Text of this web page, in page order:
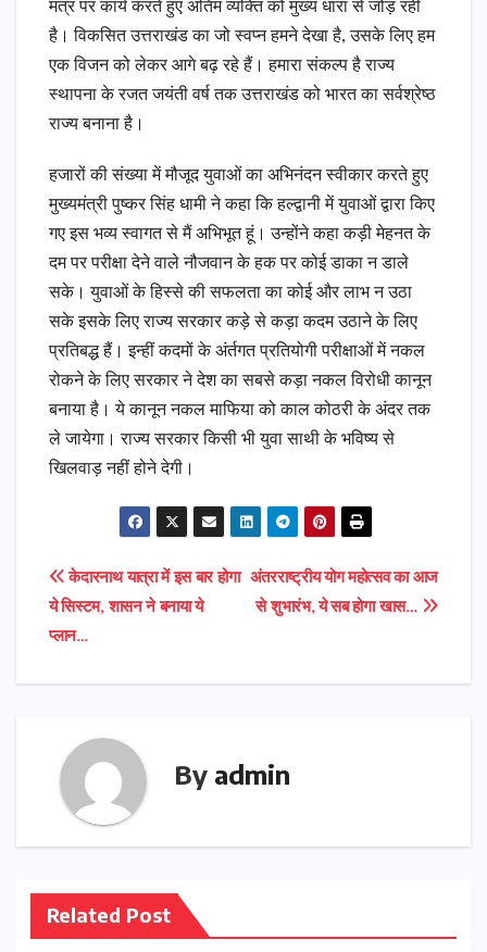
मंत्र पर कार्य करते हुए अंतिम व्यक्ति को मुख्य धारा से जोड़ रही
है। विकसित उत्तराखंड का जो स्वप्न हमने देखा है, उसके लिए हम
एक विजन को लेकर आगे बढ़ रहे हैं। हमारा संकल्प है राज्य
स्थापना के रजत जयंती वर्ष तक उत्तराखंड को भारत का सर्वश्रेष्ठ
राज्य बनाना है।
हजारों की संख्या में मौजूद युवाओं का अभिनंदन स्वीकार करते हुए
मुख्यमंत्री पुष्कर सिंह धामी ने कहा कि हल्द्वानी में युवाओं द्वारा किए
गए इस भव्य स्वागत से मैं अभिभूत हूं। उन्होंने कहा कड़ी मेहनत के
दम पर परीक्षा देने वाले नौजवान के हक पर कोई डाका न डाले
सके। युवाओं के हिस्से की सफलता का कोई और लाभ न उठा
सके इसके लिए राज्य सरकार कड़े से कड़ा कदम उठाने के लिए
प्रतिबद्ध हैं। इन्हीं कदमों के अंर्तगत प्रतियोगी परीक्षाओं में नकल
रोकने के लिए सरकार ने देश का सबसे कड़ा नकल विरोधी कानून
बनाया है। ये कानून नकल माफिया को काल कोठरी के अंदर तक
ले जायेगा। राज्य सरकार किसी भी युवा साथी के भविष्य से
खिलवाड़ नहीं होने देगी।
Post
navigation
अंतरराष्ट्रीय योग महोत्सव का आज
से शुभारंभ, ये सब होगा खास…
केदारनाथ यात्रा में इस बार होगा
ये सिस्टम, शासन ने बनाया ये
प्लान…
By admin
Related Post